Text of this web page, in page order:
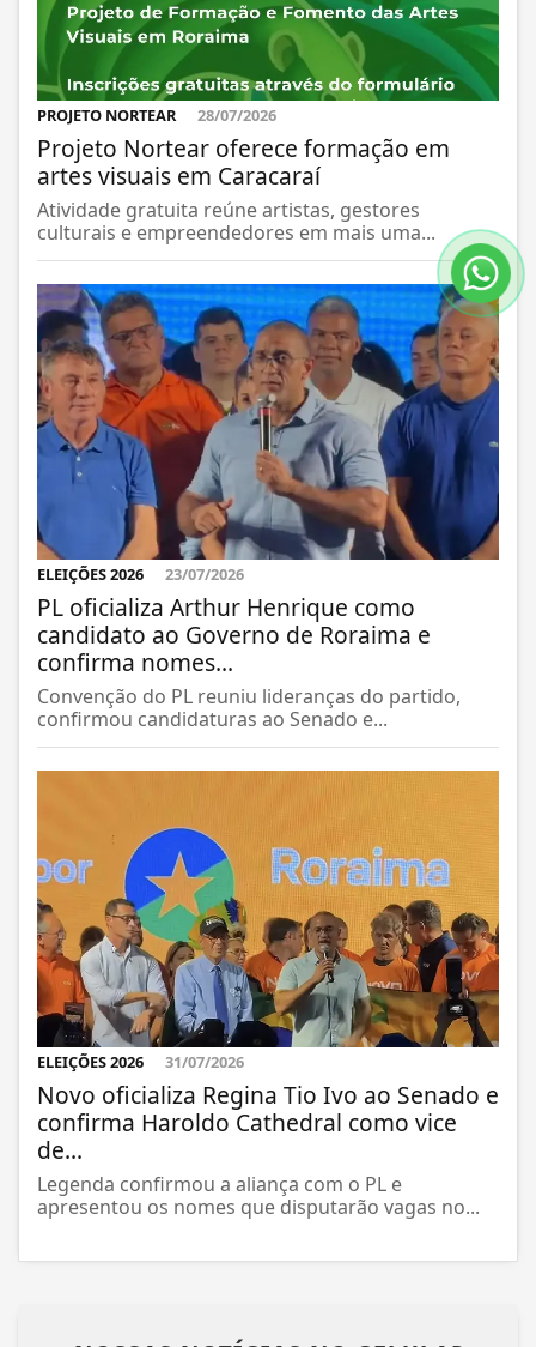
PROJETO NORTEAR 28/07/2026
Projeto Nortear oferece formação em
artes visuais em Caracaraí
Atividade gratuita reúne artistas, gestores
culturais e empreendedores em mais uma...
ELEIÇÕES 2026 23/07/2026
PL oficializa Arthur Henrique como
candidato ao Governo de Roraima e
confirma nomes...
Convenção do PL reuniu lideranças do partido,
confirmou candidaturas ao Senado e...
ELEIÇÕES 2026 31/07/2026
Novo oficializa Regina Tio Ivo ao Senado e
confirma Haroldo Cathedral como vice
de...
Legenda confirmou a aliança com o PL e
apresentou os nomes que disputarão vagas no...